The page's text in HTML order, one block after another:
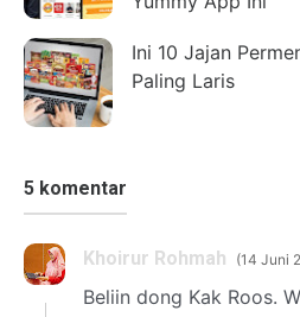
Ini 10 Jajan
Paling Laris
5 komentar
Khoirur Rohmah 14 Juni
Beliin dong Kak Roos.